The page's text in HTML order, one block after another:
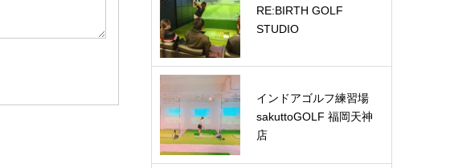
RE:BIRTH GOLF
STUDIO
インドアゴルフ練習場
sakuttoGOLF 福岡天神
店